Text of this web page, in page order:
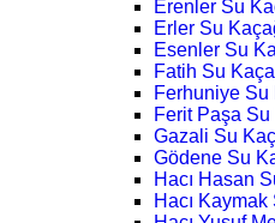
Erenler Su
Erler Su
Esenler Su
Fatih Su
Ferhuniye Su
Ferit Paşa Su
Gazali Su
Gödene Su
Hacı Hasan
Hacı Kaymak